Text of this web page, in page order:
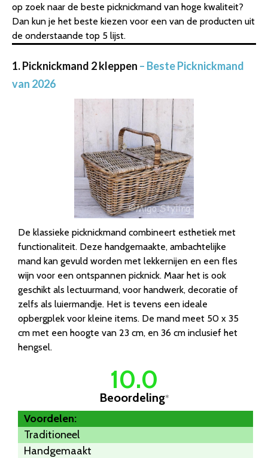
op zoek naar de beste picknickmand van hoge kwaliteit?
Dan kun je het beste kiezen voor een van de producten uit
de onderstaande top 5 lijst.
1. Picknickmand 2 kleppen – Beste Picknickmand
van 2026
De klassieke picknickmand combineert esthetiek met
functionaliteit. Deze handgemaakte, ambachtelijke
mand kan gevuld worden met lekkernijen en een fles
wijn voor een ontspannen picknick. Maar het is ook
geschikt als lectuurmand, voor handwerk, decoratie of
zelfs als luiermandje. Het is tevens een ideale
opbergplek voor kleine items. De mand meet 50 x 35
cm met een hoogte van 23 cm, en 36 cm inclusief het
hengsel.
10.0
Beoordeling*
Voordelen:
Traditioneel
Handgemaakt